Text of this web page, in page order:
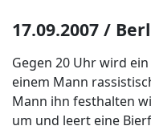
17.09.2007 /
Gegen 20 Uhr wird
einem Mann
Mann ihn festhalten
um und leert eine